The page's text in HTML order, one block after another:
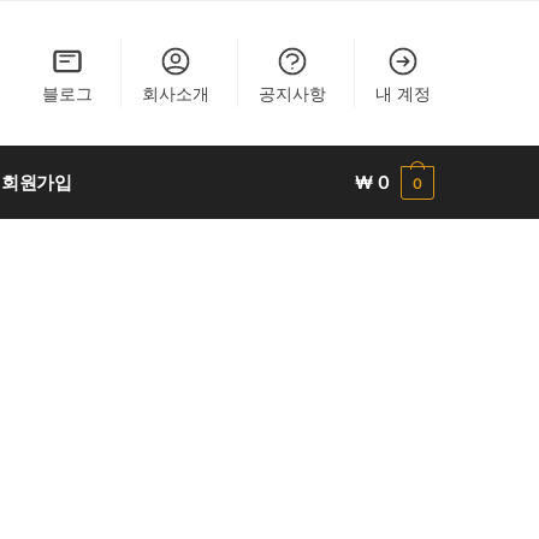
블로그
회사소개 공지사항 내 계정
회원가입 ₩ 0 0